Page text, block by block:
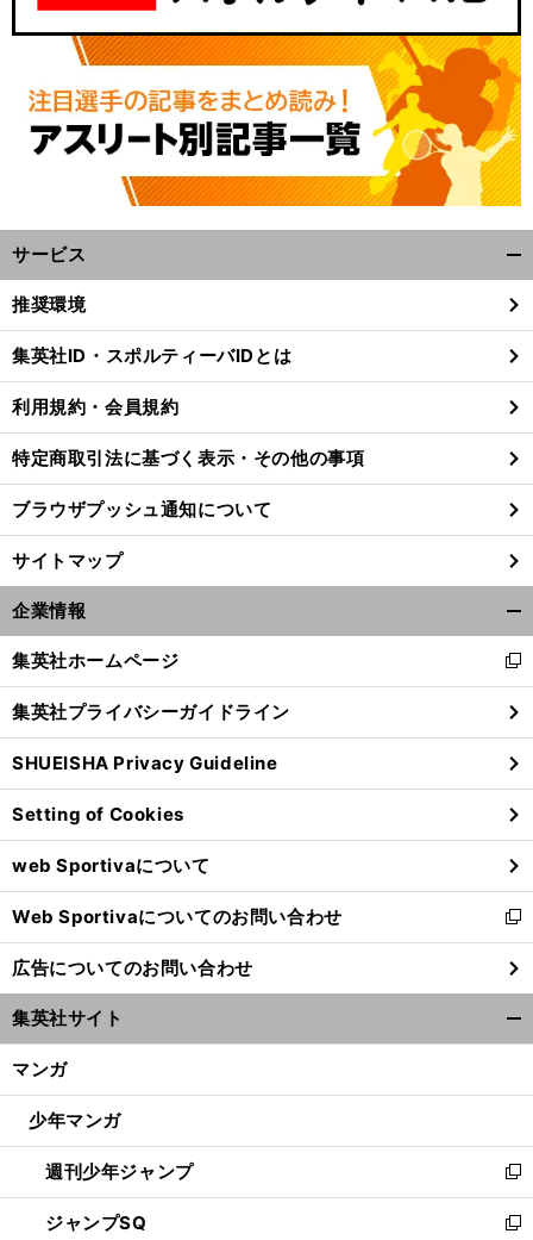
サービス
閉
る
推奨環境
集英社ID・スポルティーバIDとは
利用規約・会員規約
特定商取引法に基づく表示・その他の事項
ブラウザプッシュ通知について
サイトマップ
企業情報
閉
る
集英社ホームページ
新
し
い
ウ
ィ
ン
ド
ウ
で
開
く
集英社プライバシーガイドライン
SHUEISHA Privacy Guideline
Setting of Cookies
web Sportivaについて
Web Sportivaについてのお問い合わせ
新
し
い
ウ
ィ
ン
ウ
開
く
広告についてのお問い合わせ
集英社サイト
マンガ
少年マンガ
週刊少年ジャンプ
新
し
い
ジャンプSQ
新